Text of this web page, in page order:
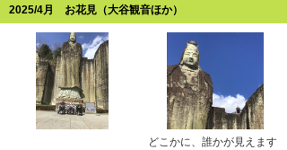
2025/4月 お花見（大谷観音ほか）
どこかに、誰かが見えます